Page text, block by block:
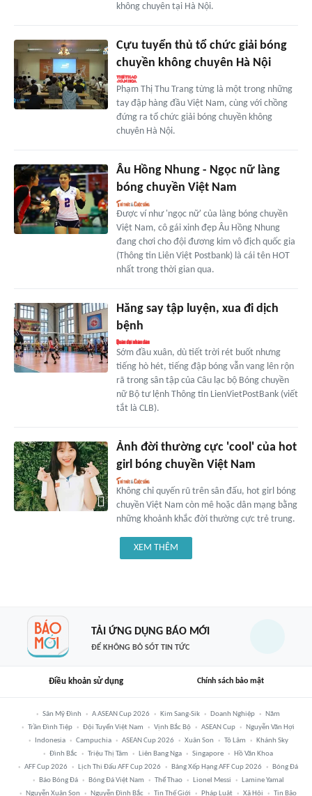
không chuyên tại Hà Nội.
Cựu tuyển thủ tổ chức giải bóng
chuyền không chuyên Hà Nội
Phạm Thị Thu Trang từng là một trong những
tay đập hàng đầu Việt Nam, cùng với chồng
đứng ra tổ chức giải bóng chuyền không
chuyên Hà Nội.
Âu Hồng Nhung - Ngọc nữ làng
bóng chuyền Việt Nam
Được ví như 'ngọc nữ' của làng bóng chuyền
Việt Nam, cô gái xinh đẹp Âu Hồng Nhung
đang chơi cho đội đương kim vô địch quốc gia
(Thông tin Liên Việt Postbank) là cái tên HOT
nhất trong thời gian qua.
Hăng say tập luyện, xua đi dịch
bệnh
Sớm đầu xuân, dù tiết trời rét buốt nhưng
tiếng hò hét, tiếng đập bóng vẫn vang lên rộn
rã trong sân tập của Câu lạc bộ Bóng chuyền
nữ Bộ tư lệnh Thông tin LienVietPostBank (viết
tắt là CLB).
Ảnh đời thường cực 'cool' của hot
girl bóng chuyền Việt Nam
Không chỉ quyến rũ trên sân đấu, hot girl bóng
chuyền Việt Nam còn mê hoặc dân mạng bằng
những khoảnh khắc đời thường cực trẻ trung.
XEM THÊM
TẢI ỨNG DỤNG BÁO MỚI
ĐỂ KHÔNG BỎ SÓT TIN TỨC
Điều khoản sử dụng Chính sách bảo mật
Sân Mỹ Đình A ASEAN Cup 2026 Kim Sang-Sik Doanh Nghiệp
Năm
Trần Đình Tiệp
Đội Tuyển Việt Nam Vịnh Bắc Bộ ASEAN Cup
Nguyễn Văn Hợi
Indonesia
Campuchia ASEAN Cup 2026 Xuân Son Tô Lâm
Khánh Sky
Đình Bắc
Triệu Thị Tâm Liên Bang Nga Singapore
Hồ Văn Khoa
AFF Cup 2026
Lịch Thi Đấu AFF Cup 2026 Bảng Xếp Hạng AFF Cup 2026
Bóng Đá
Báo Bóng Đá
Bóng Đá Việt Nam Thể Thao Lionel Messi
Lamine Yamal
Nguyễn Xuân Son
Nguyễn Đình Bắc Tin Thế Giới Pháp Luật Xã Hội Tin Bão